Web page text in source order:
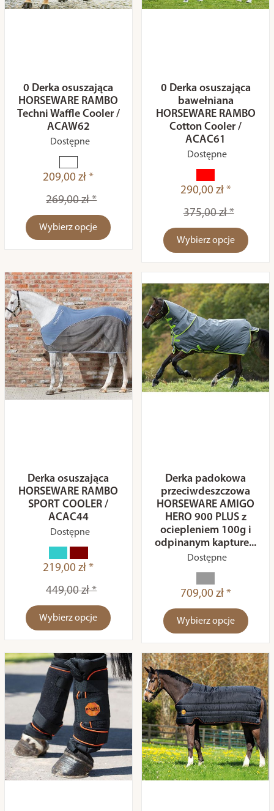
0 Derka osuszająca
HORSEWARE RAMBO
Techni Waffle Cooler /
ACAW62
Dostępne
209,00 zł *
269,00 zł *
Wybierz opcje
0 Derka osuszająca
bawełniana
HORSEWARE RAMBO
Cotton Cooler /
ACAC61
Dostępne
290,00 zł *
375,00 zł *
Wybierz opcje
Derka osuszająca
HORSEWARE RAMBO
SPORT COOLER /
ACAC44
Dostępne
219,00 zł *
449,00 zł *
Wybierz opcje
Derka padokowa
przeciwdeszczowa
HORSEWARE AMIGO
HERO 900 PLUS z
ociepleniem 100g i
odpinanym kapture...
Dostępne
709,00 zł *
Wybierz opcje